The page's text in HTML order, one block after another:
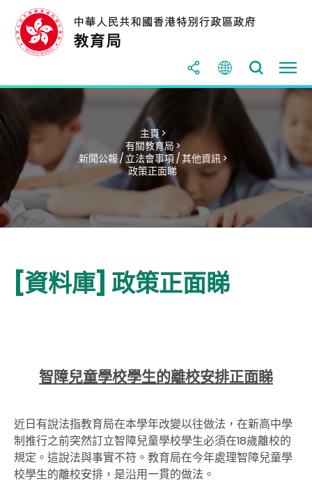
主頁 >
有關教育局 >
新聞公報 / 立法會事項 / 其他資訊 >
政策正面睇
[資料庫] 政策正面睇
智障兒童學校學生的離校安排正面睇
近日有說法指教育局在本學年改變以往做法，在新高中學
制推行之前突然訂立智障兒童學校學生必須在18歲離校的
規定。這說法與事實不符。教育局在今年處理智障兒童學
校學生的離校安排，是沿用一貫的做法。